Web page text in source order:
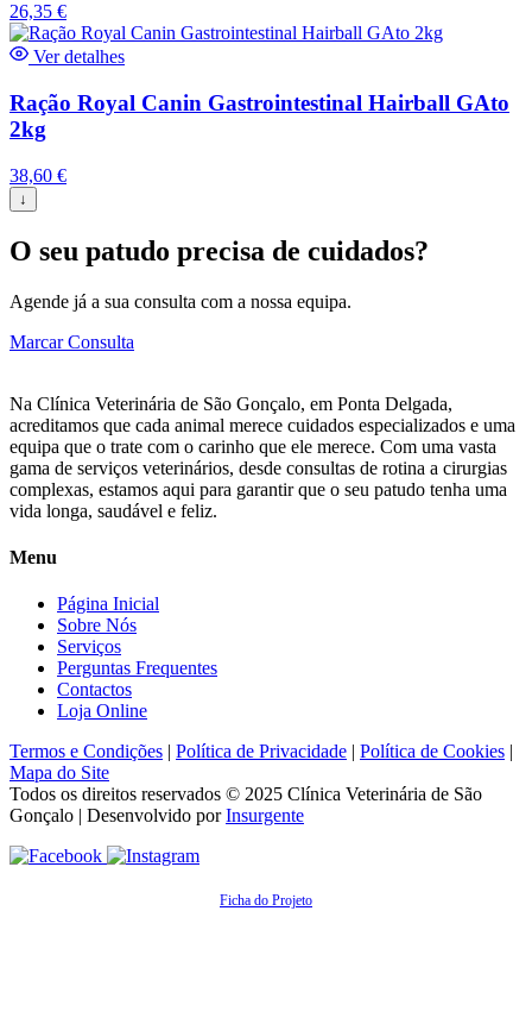
26,35 €
Ver detalhes
Ração Royal Canin Gastrointestinal Hairball GAto
2kg
38,60 €
↓
O seu patudo precisa de cuidados?
Agende já a sua consulta com a nossa equipa.
Marcar Consulta
Na Clínica Veterinária de São Gonçalo, em Ponta Delgada,
acreditamos que cada animal merece cuidados especializados e uma
equipa que o trate com o carinho que ele merece. Com uma vasta
gama de serviços veterinários, desde consultas de rotina a cirurgias
complexas, estamos aqui para garantir que o seu patudo tenha uma
vida longa, saudável e feliz.
Menu
Página Inicial
Sobre Nós
Serviços
Perguntas Frequentes
Contactos
Loja Online
Termos e Condições | Política de Privacidade | Política de Cookies |
Mapa do Site
Todos os direitos reservados © 2025 Clínica Veterinária de São
Gonçalo | Desenvolvido porInsurgente
Ficha do Projeto